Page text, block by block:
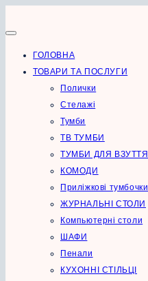
до
ГОЛОВНА
ТОВАРИ ТА ПОСЛУГИ
Полички
Стелажі
Тумби
ТВ ТУМБИ
ТУМБИ ДЛЯ ВЗУТТЯ
КОМОДИ
Приліжкові тумбочки
ЖУРНАЛЬНІ СТОЛИ
Компьютерні столи
ШАФИ
Пенали
КУХОННІ СТІЛЬЦІ